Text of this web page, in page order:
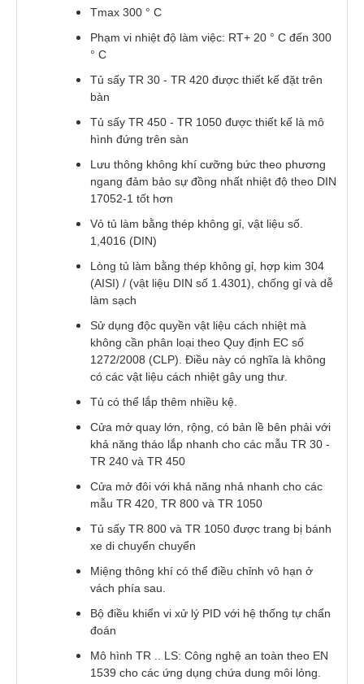
Tmax 300 ° C
Phạm vi nhiệt độ làm việc: RT+ 20 ° C đến 300
° C
Tủ sấy TR 30 - TR 420 được thiết kế đặt trên
bàn
Tủ sấy TR 450 - TR 1050 được thiết kế là mô
hình đứng trên sàn
Lưu thông không khí cưỡng bức theo phương
ngang đảm bảo sự đồng nhất nhiệt độ theo DIN
17052-1 tốt hơn
Vỏ tủ làm bằng thép không gỉ, vật liệu số.
1,4016 (DIN)
Lòng tủ làm bằng thép không gỉ, hợp kim 304
(AISI) / (vật liệu DIN số 1.4301), chống gỉ và dễ
làm sạch
Sử dụng độc quyền vật liệu cách nhiệt mà
không cần phân loại theo Quy định EC số
1272/2008 (CLP). Điều này có nghĩa là không
có các vật liệu cách nhiệt gây ung thư.
Tủ có thể lắp thêm nhiều kệ.
Cửa mở quay lớn, rộng, có bản lề bên phải với
khả năng tháo lắp nhanh cho các mẫu TR 30 -
TR 240 và TR 450
Cửa mở đôi với khả năng nhả nhanh cho các
mẫu TR 420, TR 800 và TR 1050
Tủ sấy TR 800 và TR 1050 được trang bị bánh
xe di chuyển chuyển
Miệng thông khí có thể điều chỉnh vô hạn ở
vách phía sau.
Bộ điều khiển vi xử lý PID với hệ thống tự chẩn
đoán
Mô hình TR .. LS: Công nghệ an toàn theo EN
1539 cho các ứng dụng chứa dung môi lỏng.